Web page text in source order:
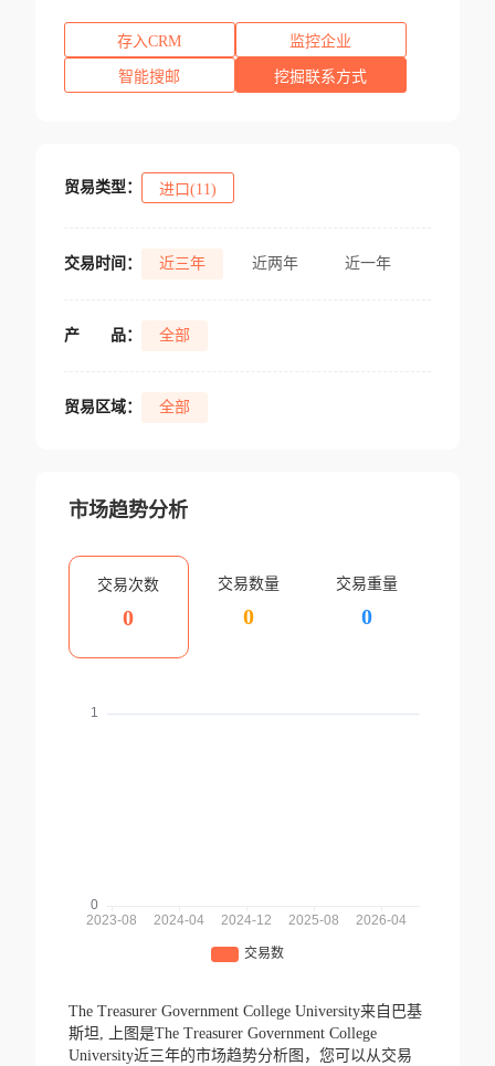
存入CRM 监控企业
智能搜邮 挖掘联系方式
贸易类型： 进口(11)
交易时间： 近三年 近两年 近一年
产 品： 全部
贸易区域： 全部
市场趋势分析
交易次数
0
交易数量
0
交易重量
0
The Treasurer Government College University来自巴基
斯坦,
上图是The Treasurer Government College
University近三年的市场趋势分析图，您可以从交易